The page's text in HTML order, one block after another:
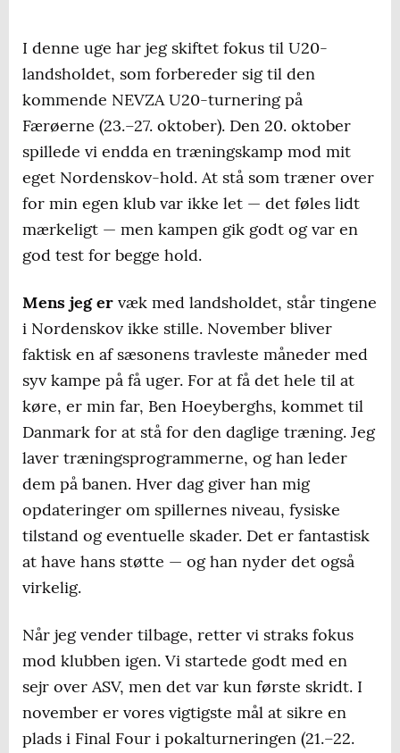
I denne uge har jeg skiftet fokus til U20-
landsholdet, som forbereder sig til den
kommende NEVZA U20-turnering på
Færøerne (23.–27. oktober). Den 20. oktober
spillede vi endda en træningskamp mod mit
eget Nordenskov-hold. At stå som træner over
for min egen klub var ikke let — det føles lidt
mærkeligt — men kampen gik godt og var en
god test for begge hold.
Mens jeg er væk med landsholdet, står tingene
i Nordenskov ikke stille. November bliver
faktisk en af sæsonens travleste måneder med
syv kampe på få uger. For at få det hele til at
køre, er min far, Ben Hoeyberghs, kommet til
Danmark for at stå for den daglige træning. Jeg
laver træningsprogrammerne, og han leder
dem på banen. Hver dag giver han mig
opdateringer om spillernes niveau, fysiske
tilstand og eventuelle skader. Det er fantastisk
at have hans støtte — og han nyder det også
virkelig.
Når jeg vender tilbage, retter vi straks fokus
mod klubben igen. Vi startede godt med en
sejr over ASV, men det var kun første skridt. I
november er vores vigtigste mål at sikre en
plads i Final Four i pokalturneringen (21.–22.